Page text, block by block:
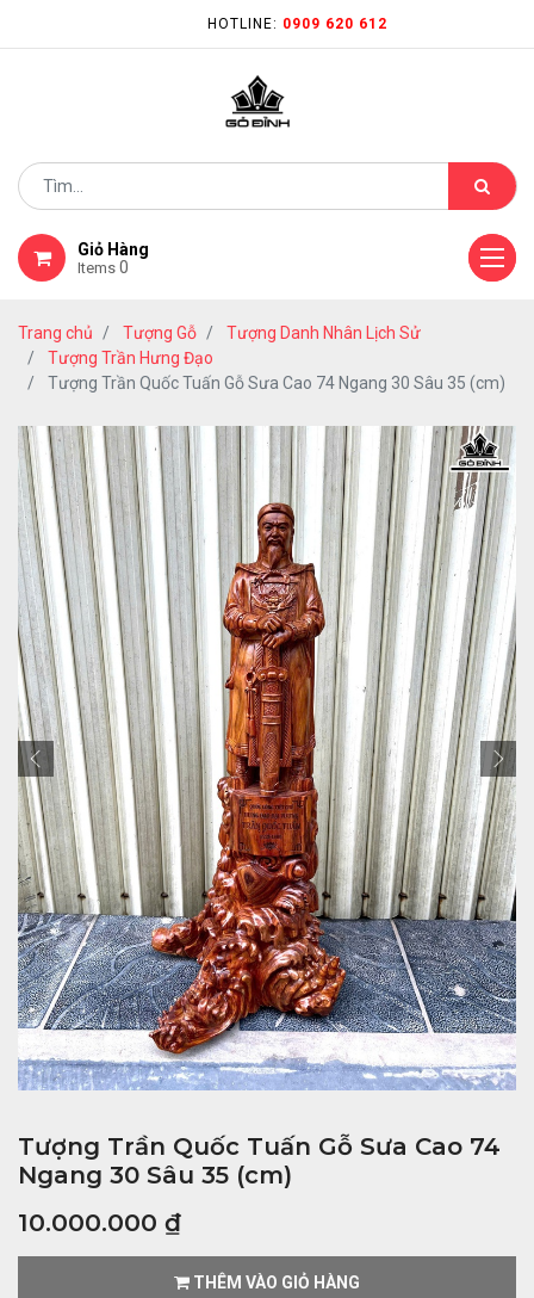
HOTLINE: 0909 620 612
Giỏ Hàng
Items 0
Trang chủ Tượng Gỗ
Tượng Danh Nhân Lịch Sử
Tượng Trần Hưng Đạo
Tượng Trần Quốc Tuấn Gỗ Sưa Cao 74 Ngang 30 Sâu 35 (cm)
Tượng Trần Quốc Tuấn Gỗ Sưa Cao 74
Ngang 30 Sâu 35 (cm)
10.000.000 ₫
THÊM VÀO GIỎ HÀNG